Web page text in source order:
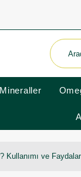
Mineraller
ve